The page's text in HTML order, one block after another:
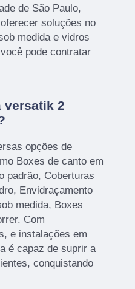
de São Paulo,
soluções no
medida e vidros
pode contratar
versatik 2
opções de
Boxes de canto em
padrão, Coberturas
Envidraçamento
medida, Boxes
Com
e instalações em
é capaz de suprir a
conquistando